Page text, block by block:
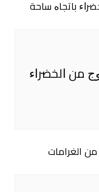
ﻣﻦ ﺍﻟﺨﻀﺮﺍﺀ